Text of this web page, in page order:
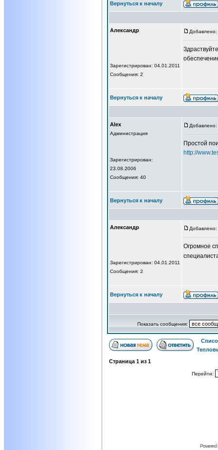
Вернуться к началу
Александр
Зарегистрирован: 04.01.2011
Сообщения: 2
Добавлено:
Вернуться к началу
Alex
Администрация
Зарегистрирован:
23.08.2006
Сообщения: 40
Добавлено:
Простой
http://
Вернуться к началу
Александр
Зарегистрирован: 04.01.2011
Сообщения: 2
Огромное
Вернуться к началу
Показать сообщения:
Страница 1 из 1
Перейти:
Powered